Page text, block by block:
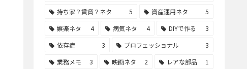
持ち家？賃貸？ネタ
5 資産運用ネタ
5
娯楽ネタ
4 病気ネタ 4 DIYで作る
3
依存症
3 プロフェッショナル
3
業務メモ
3 映画ネタ 2 レアな部品
1